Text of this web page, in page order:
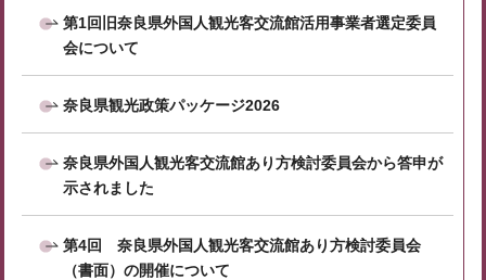
第1回旧奈良県外国人観光客交流館活用事業者選定委員
会について
奈良県観光政策パッケージ2026
奈良県外国人観光客交流館あり方検討委員会から答申が
示されました
第4回 奈良県外国人観光客交流館あり方検討委員会
（書面）の開催について